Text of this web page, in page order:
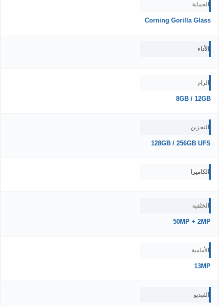
الحماية
Corning Gorilla Glass
الأداء
الرام
8GB / 12GB
التخزين
128GB / 256GB UFS
الكاميرا
الخلفية
50MP + 2MP
الأمامية
13MP
الفيديو